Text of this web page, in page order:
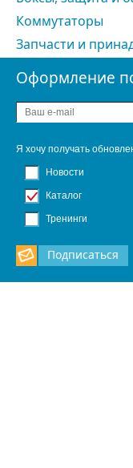
Коммутаторы
Запчасти и
Оформление
Я хочу получать
Новости
Каталог
Тренинги
Подписаться